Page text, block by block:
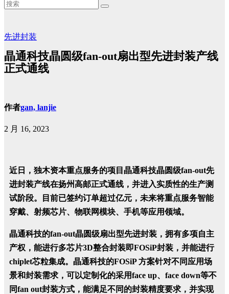
先进封装
晶通科技晶圆级fan-out扇出型先进封装产线
正式通线
作者gan, lanjie
2 月 16, 2023
近日，独木资本重点服务的项目晶通科技晶圆级fan-out先
进封装产线在扬州高邮正式通线，并进入实质性的生产测
试阶段。目前已签约订单超过亿元，未来将重点服务智能
穿戴、射频芯片、物联网模块、手机等应用领域。
晶通科技的fan-out晶圆级扇出型先进封装，拥有多项自主
产权，能进行多芯片3D整合封装即FOSiP封装，并能进行
chiplet芯粒集成。晶通科技的FOSiP方案针对不同应用场
景和封装需求，可以定制化的采用face up、 face down等不
同fan out封装方式，能满足不同的封装精度要求，并实现